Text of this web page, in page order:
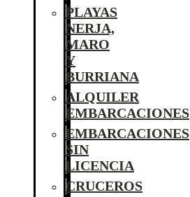
PLAYAS
NERJA,
MARO
Y
BURRIANA
ALQUILER
EMBARCACIONES
EMBARCACIONES
SIN
LICENCIA
CRUCEROS